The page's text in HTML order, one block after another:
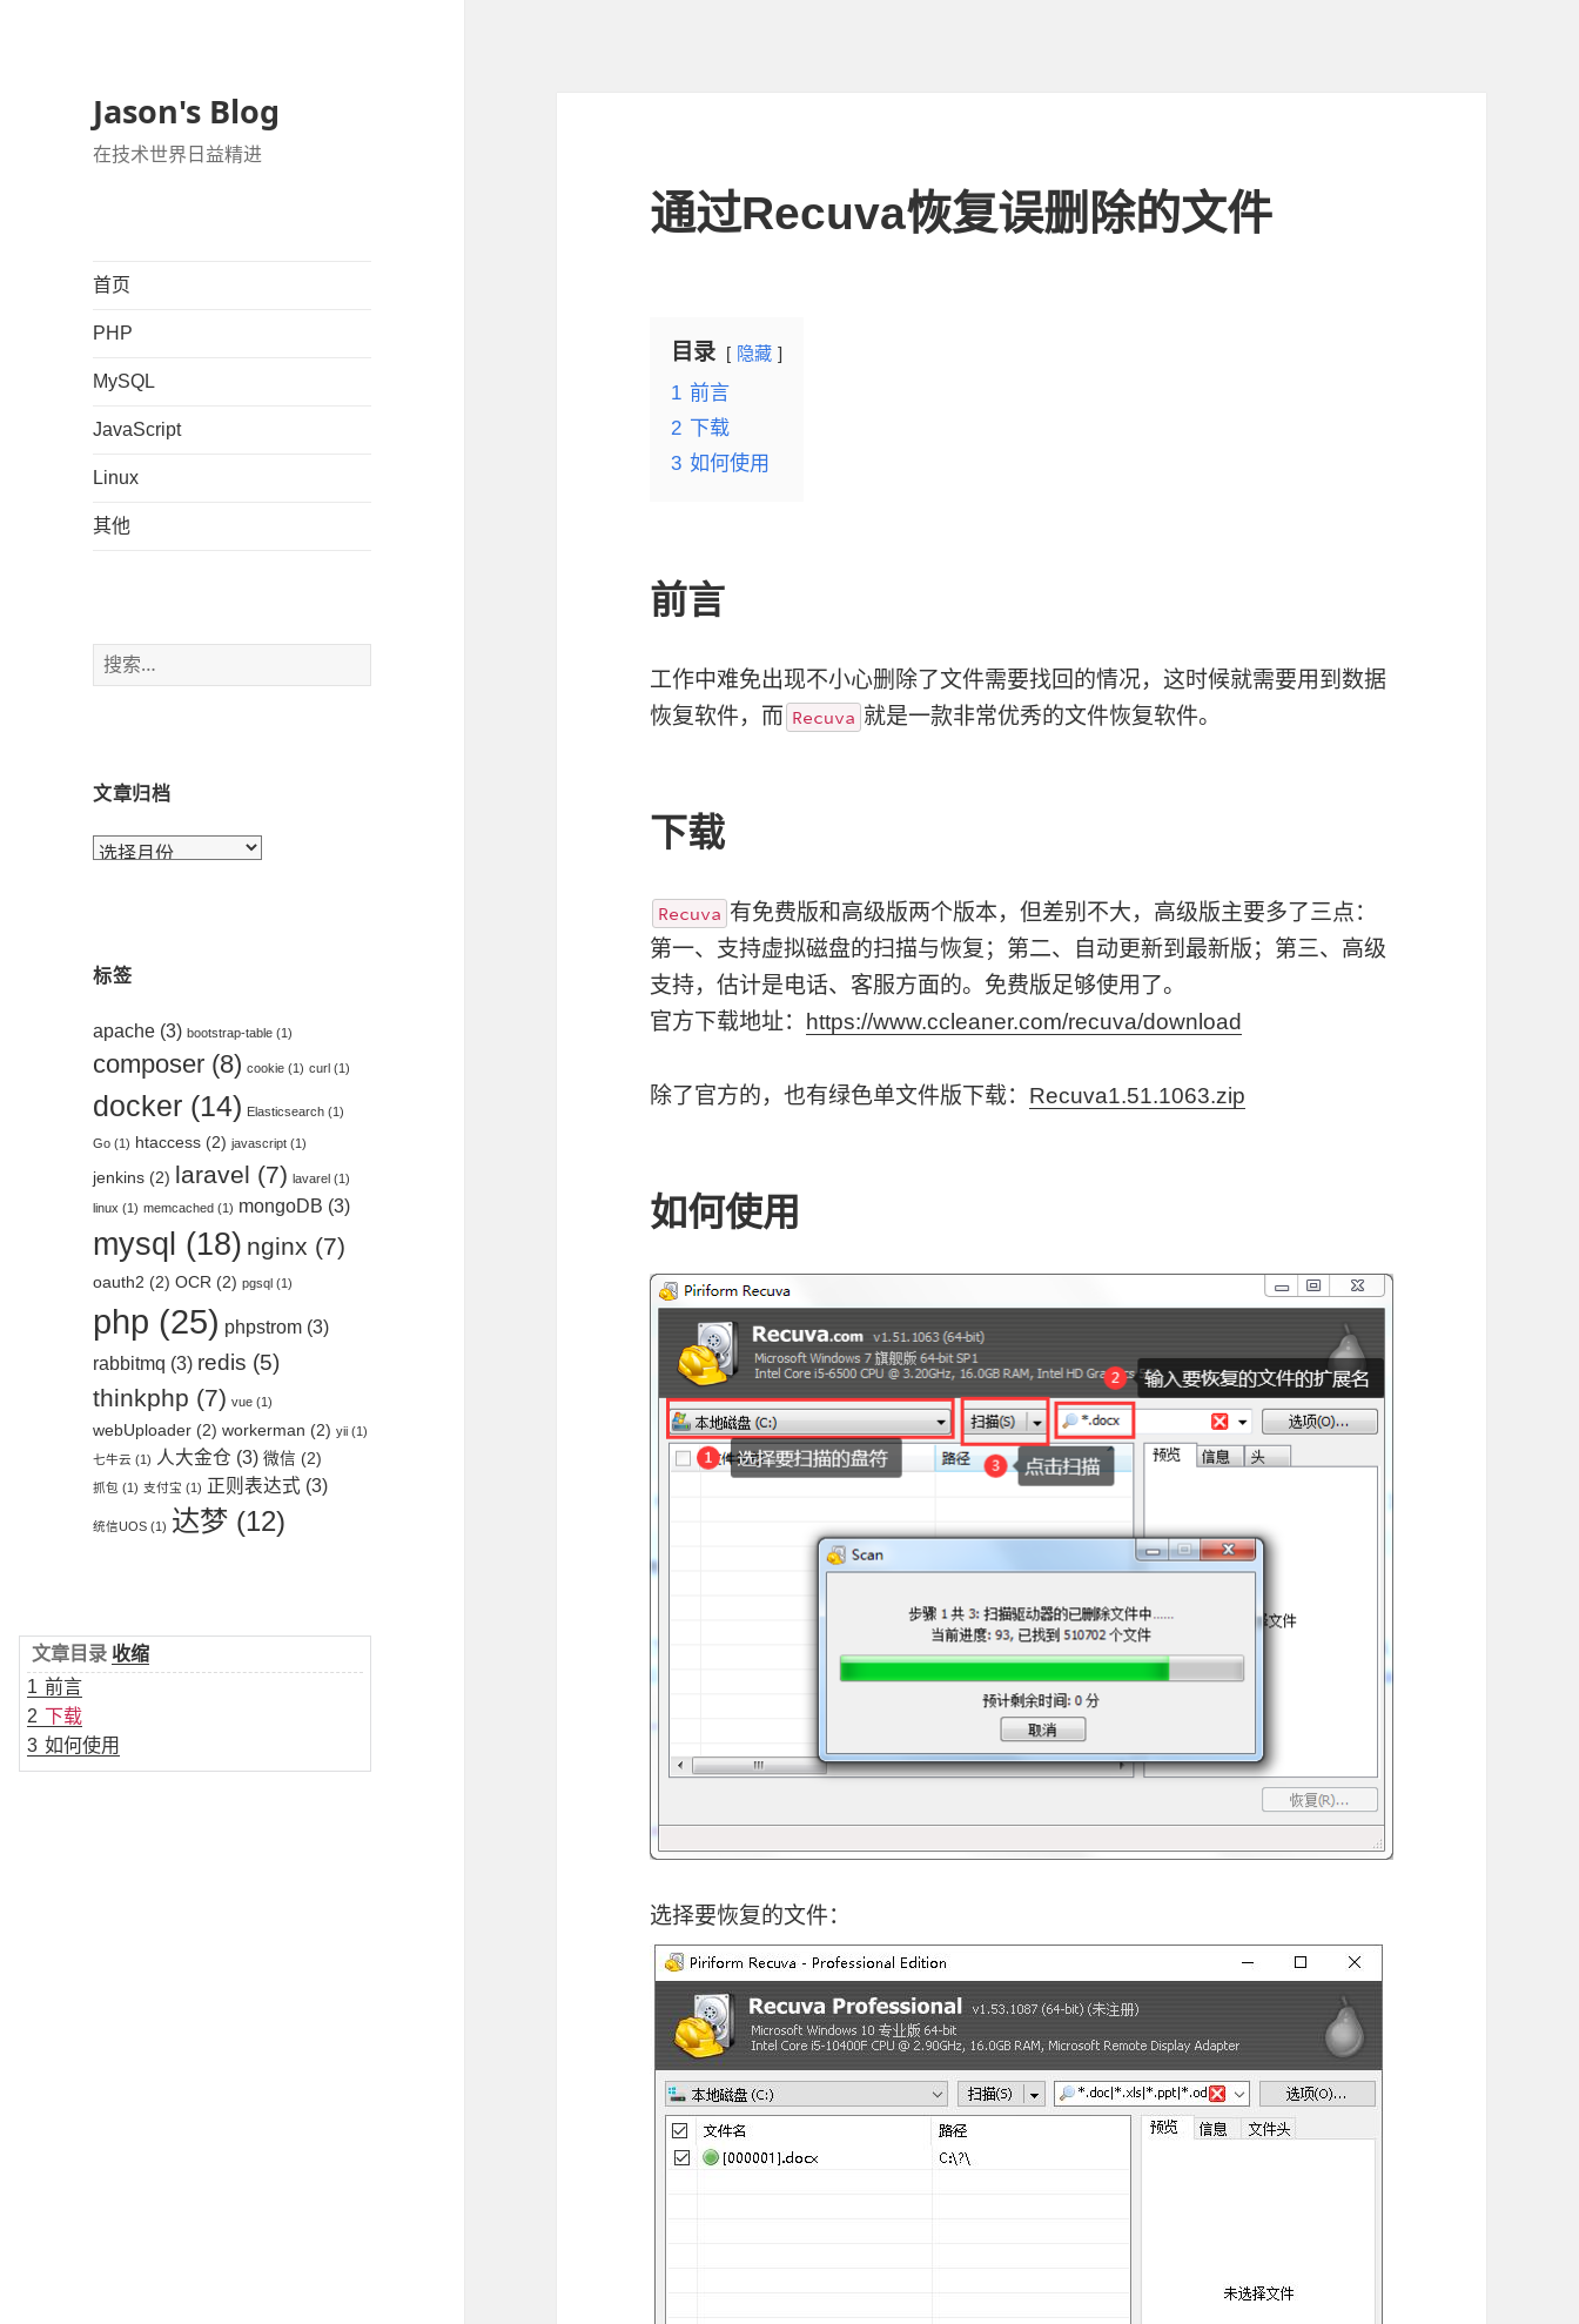
Jason's Blog
在技术世界日益精进
首页
PHP
MySQL
JavaScript
Linux
其他
搜
索
文章归档
文
标签
apache (3) bootstrap-table (1)
composer (8) cookie (1) curl (1)
docker (14) Elasticsearch (1)
Go (1) htaccess (2) javascript (1)
jenkins (2) laravel (7) lavarel (1)
linux (1) memcached (1) mongoDB (3)
mysql (18) nginx (7)
oauth2 (2) OCR (2) pgsql (1)
php (25) phpstrom (3)
rabbitmq (3) redis (5)
thinkphp (7) vue (1)
webUploader (2) workerman (2) yii (1)
七牛云 (1) 人大金仓 (3) 微信 (2)
抓包 (1) 支付宝 (1) 正则表达式 (3)
统信UOS (1) 达梦 (12)
文章目录 收缩
1 前言
2 下载
3 如何使用
通过Recuva恢复误删除的文件
目录 隐藏
1 前言
2 下载
3 如何使用
前言
工作中难免出现不小心删除了文件需要找回的情况，这时候就需要用到数据
恢复软件，而 Recuva 就是一款非常优秀的文件恢复软件。
下载
Recuva 有免费版和高级版两个版本，但差别不大，高级版主要多了三点：
第一、支持虚拟磁盘的扫描与恢复；第二、自动更新到最新版；第三、高级
支持，估计是电话、客服方面的。免费版足够使用了。
官方下载地址：
https://www.ccleaner.com/recuva/download
除了官方的，也有绿色单文件版下载： Recuva1.51.1063.zip
如何使用
选择要恢复的文件：